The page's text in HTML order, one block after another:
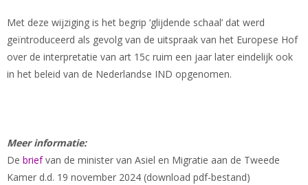
Met deze wijziging is het begrip ‘glijdende schaal’ dat werd
geïntroduceerd als gevolg van de uitspraak van het Europese Hof
over de interpretatie van art 15c ruim een jaar later eindelijk ook
in het beleid van de Nederlandse IND opgenomen.
Meer informatie:
De briefvan de minister van Asiel en Migratie aan de Tweede
Kamer d.d. 19 november 2024 (download pdf-bestand)